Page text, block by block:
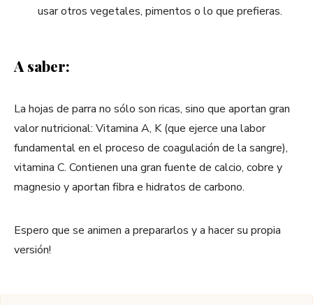
usar otros vegetales, pimentos o lo que prefieras.
A saber:
La hojas de parra no sólo son ricas, sino que aportan gran
valor nutricional: Vitamina A, K (que ejerce una labor
fundamental en el proceso de coagulación de la sangre),
vitamina C. Contienen una gran fuente de calcio, cobre y
magnesio y aportan fibra e hidratos de carbono.
Espero que se animen a prepararlos y a hacer su propia
versión!